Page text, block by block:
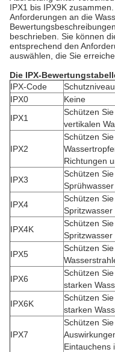
IPX1 bis IPX9K
Anforderungen an die
beschrieben. Sie können
entsprechend den
auswählen, die Sie
Die IPX-
IPX-Code
Schutzniveau
IPX0
Keine
IPX1
Schützen
vertikalen
IPX2
Schützen
Richtungen
IPX3
Schützen
Sprühwasser
IPX4
Schützen
Spritzwasser
IPX4K
Schützen
IPX5
Schützen
IPX6
Schützen
starken
IPX6K
Schützen
starken
IPX7
Schützen
Eintauchens